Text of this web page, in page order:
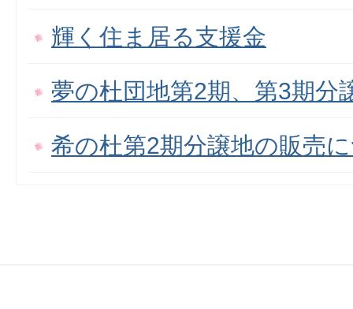
輝く住ま居る支援金
夢の杜団地第2期、第3期分
希の杜第2期分譲地の販売